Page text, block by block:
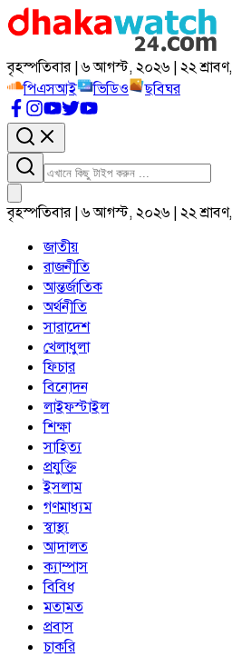
বৃহস্পতিবার | ৬ আগস্ট, ২০২৬ | ২২
পিএসআই
ভিডিও ছবিঘর
বৃহস্পতিবার | ৬ আগস্ট, ২০২৬ | ২২
জাতীয়
রাজনীতি
আন্তর্জাতিক
অর্থনীতি
সারাদেশ
খেলাধুলা
ফিচার
বিনোদন
লাইফস্টাইল
শিক্ষা
সাহিত্য
প্রযুক্তি
ইসলাম
গণমাধ্যম
স্বাস্থ্য
আদালত
ক্যাম্পাস
বিবিধ
মতামত
প্রবাস
চাকরি